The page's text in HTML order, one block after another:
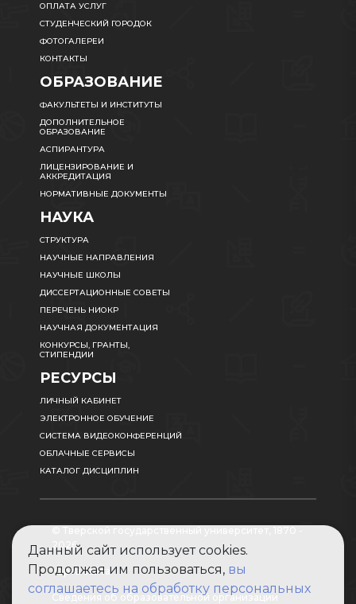
ОПЛАТА УСЛУГ
СТУДЕНЧЕСКИЙ ГОРОДОК
ФОТОГАЛЕРЕИ
КОНТАКТЫ
ОБРАЗОВАНИЕ
ФАКУЛЬТЕТЫ И ИНСТИТУТЫ
ДОПОЛНИТЕЛЬНОЕ
ОБРАЗОВАНИЕ
АСПИРАНТУРА
ЛИЦЕНЗИРОВАНИЕ И
АККРЕДИТАЦИЯ
НОРМАТИВНЫЕ ДОКУМЕНТЫ
НАУКА
СТРУКТУРА
НАУЧНЫЕ НАПРАВЛЕНИЯ
НАУЧНЫЕ ШКОЛЫ
ДИССЕРТАЦИОННЫЕ СОВЕТЫ
ПЕРЕЧЕНЬ НИОКР
НАУЧНАЯ ДОКУМЕНТАЦИЯ
КОНКУРСЫ, ГРАНТЫ,
СТИПЕНДИИ
РЕСУРСЫ
ЛИЧНЫЙ КАБИНЕТ
ЭЛЕКТРОННОЕ ОБУЧЕНИЕ
СИСТЕМА ВИДЕОКОНФЕРЕНЦИЙ
ОБЛАЧНЫЕ СЕРВИСЫ
КАТАЛОГ ДИСЦИПЛИН
2026
Карта сайта
Сведения об образовательной организации
Данный сайт использует cookies.
Продолжая им пользоваться, вы
соглашаетесь на обработку персональных